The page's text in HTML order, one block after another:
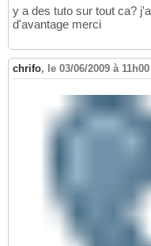
y a des tuto sur tout ca?
d'avantage merci
chrifo, le 03/06/2009 à 11h00